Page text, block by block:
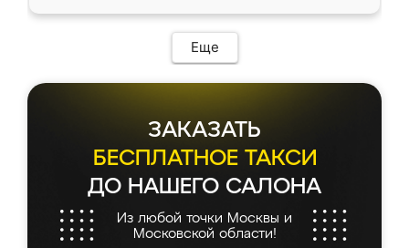
мебель сразу встала на свое место без
каких-либо доработок. Качеством осталась
довольна, все выглядит так, как и ожидала.
Еще
ЗАКАЗАТЬ
БЕСПЛАТНОЕ ТАКСИ
ДО НАШЕГО САЛОНА
Из любой точки Москвы и
Московской области!